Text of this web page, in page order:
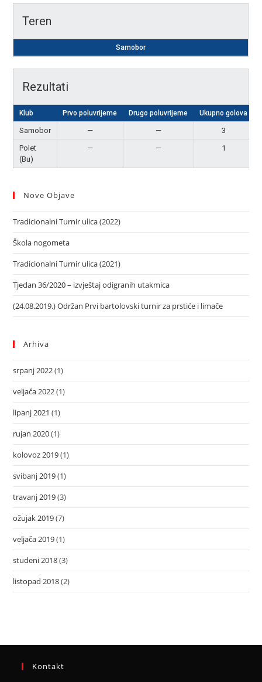
Teren
Samobor
Rezultati
Klub Prvo poluvrijeme Drugo poluvrijeme Ukupno golova
Samobor — — 3
Polet
(Bu)
— — 1
Nove Objave
Tradicionalni Turnir ulica (2022)
Škola nogometa
Tradicionalni Turnir ulica (2021)
Tjedan 36/2020 – izvještaj odigranih utakmica
(24.08.2019.) Održan Prvi bartolovski turnir za prstiće i limače
Arhiva
srpanj 2022(1)
veljača 2022(1)
lipanj 2021 (1)
rujan 2020(1)
kolovoz 2019(1)
svibanj 2019(1)
travanj 2019(3)
ožujak 2019(7)
veljača 2019(1)
studeni 2018(3)
listopad 2018(2)
Kontakt